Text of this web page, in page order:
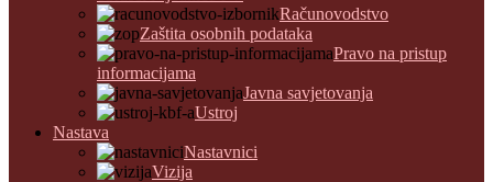
Računovodstvo
Zaštita osobnih podataka
Pravo na pristup
informacijama
Javna savjetovanja
Ustroj
Nastava
Nastavnici
Vizija